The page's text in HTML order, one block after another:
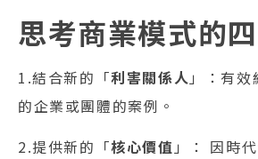
思考商業模式的
1.結合新的「利害關係人 」：有
的企業或團體的案例。
2.提供新的「核心價值 」： 因時